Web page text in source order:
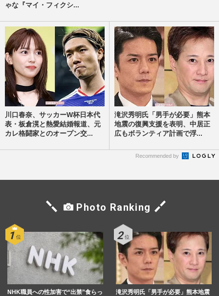
ゃな『マイ・フィクシ...
川口春奈、サッカーW杯日本代
表・板倉滉と熱愛結婚報道、元
カレ格闘家とのオープン交...
滝沢秀明氏「男手が必要」熊本
地震の復興支援を表明、中居正
広もボランティア計画で浮...
Recommended by
Photo Ranking
NHK職員への性加害で“出禁”食らっ
滝沢秀明氏「男手が必要」熊本地震